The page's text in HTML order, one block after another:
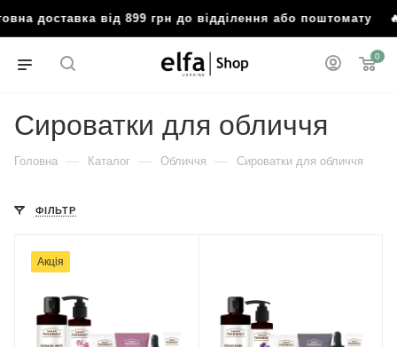
від 899 грн до відділення або поштомату🔥
0
Сироватки для обличчя
Головна — Каталог — Обличчя — Сироватки для обличчя
ФІЛЬТР
Акція